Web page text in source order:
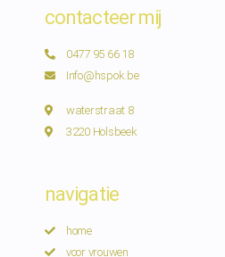
contacteer mij
0477 95 66 18
Info@hspok.be
waterstraat 8
3220 Holsbeek
navigatie
home
voor vrouwen